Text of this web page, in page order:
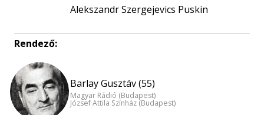
Alekszandr Szergejevics Puskin
Rendező:
Barlay Gusztáv (55)
Magyar Rádió (Budapest)
József Attila Színház (Budapest)